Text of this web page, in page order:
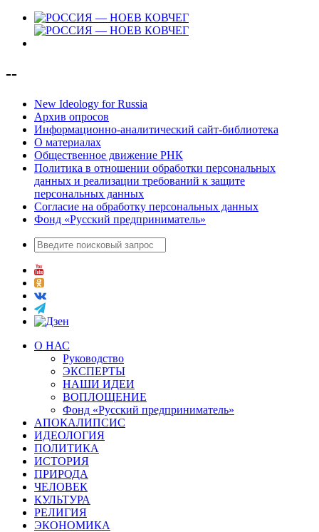
--
New Ideology for Russia
Архив опросов
Информационно-аналитический сайт-библиотека
О материалах
Общественное движение РНК
Политика в отношении обработки персональных
данных и реализации требований к защите
персональных данных
Согласие на обработку персональных данных
Фонд «Русский предприниматель»
О НАС
Руководство
ЭКСПЕРТЫ
НАШИ ИДЕИ
ВОПЛОЩЕНИЕ
Фонд «Русский предприниматель»
АПОКАЛИПСИС
ИДЕОЛОГИЯ
ПОЛИТИКА
ИСТОРИЯ
ПРИРОДА
ЧЕЛОВЕК
КУЛЬТУРА
РЕЛИГИЯ
ЭКОНОМИКА